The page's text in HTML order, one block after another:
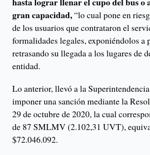
gran capacidad,“lo cual pone en
de los usuarios que contrataron el
formalidades legales, exponiéndolos a
retrasando su llegada a los lugares de
entidad.
Lo anterior, llevó a la
imponer una sanción mediante la
29 de octubre de 2020, la cual
de 87 SMLMV (2.102,31 UVT),
$72.046.092.